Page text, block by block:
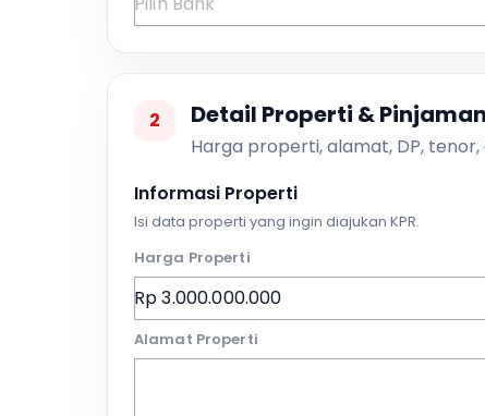
2 Detail Properti & Pinjaman
Harga properti, alamat, DP,
Informasi Properti
Isi data properti yang ingin diajukan KPR.
Harga Properti
Alamat Properti